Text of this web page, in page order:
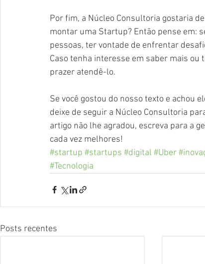
Por fim, a Núcleo Consultoria gostaria
montar uma Startup? Então pense em:
pessoas, ter vontade de enfrentar
Caso tenha interesse em saber mais
prazer atendê-lo.
Se você gostou do nosso texto e achou
deixe de seguir a Núcleo Consultoria
artigo não lhe agradou, escreva para a
cada vez melhores!
#startup #startups #digital #Uber
#Tecnologia
Posts recentes